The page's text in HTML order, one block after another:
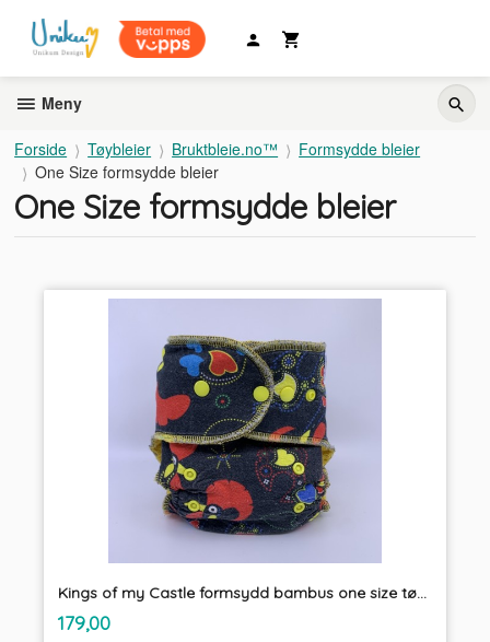
innholdet
Meny
Forside Tøybleier Bruktbleie.no™
Formsydde bleier
One Size formsydde bleier
One Size formsydde bleier
Kings of my Castle formsydd bambus one size tøybleie
Pris
179,00mva.